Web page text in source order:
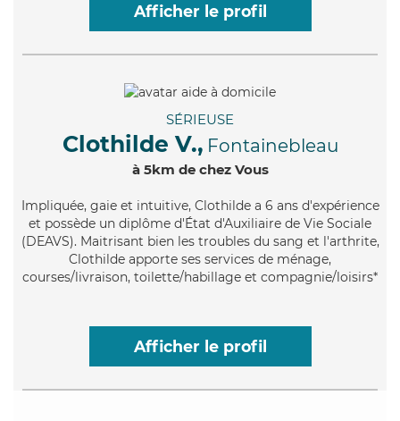
Afficher le profil
SÉRIEUSE
Clothilde V., Fontainebleau
à 5km de chez Vous
Impliquée, gaie et intuitive, Clothilde a 6 ans d'expérience
et possède un diplôme d'État d'Auxiliaire de Vie Sociale
(DEAVS). Maitrisant bien les troubles du sang et l'arthrite,
Clothilde apporte ses services de ménage,
courses/livraison, toilette/habillage et compagnie/loisirs*
Afficher le profil